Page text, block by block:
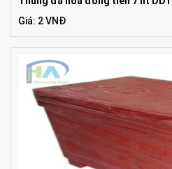
Giá: 2 VNĐ